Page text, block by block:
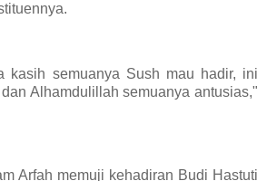
kasih semuanya Sush mau hadir, ini
Alhamdulillah semuanya antusias,"
Arfah memuji kehadiran Budi Hastuti